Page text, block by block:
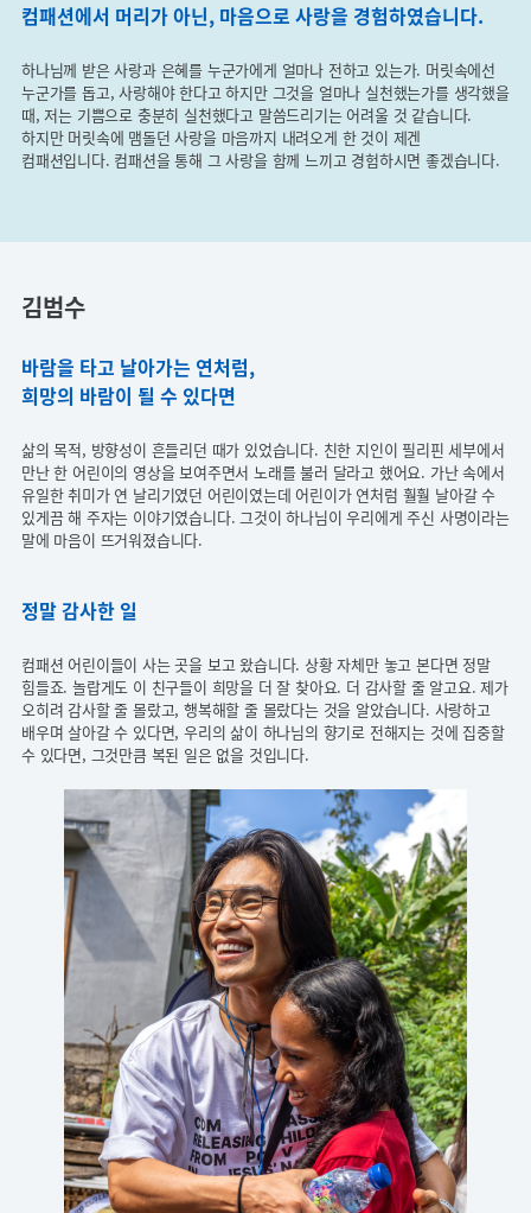
컴패션에서 머리가 아닌, 마음으로 사랑을 경험하였습니다.
하나님께 받은 사랑과 은혜를 누군가에게 얼마나 전하고 있는가. 머릿속에선
누군가를 돕고, 사랑해야 한다고 하지만 그것을 얼마나 실천했는가를 생각했을
때, 저는 기쁨으로 충분히 실천했다고 말씀드리기는 어려울 것 같습니다.
하지만 머릿속에 맴돌던 사랑을 마음까지 내려오게 한 것이 제겐
컴패션입니다. 컴패션을 통해 그 사랑을 함께 느끼고 경험하시면 좋겠습니다.
김범수
바람을 타고 날아가는 연처럼,
희망의 바람이 될 수 있다면
삶의 목적, 방향성이 흔들리던 때가 있었습니다. 친한 지인이 필리핀 세부에서
만난 한 어린이의 영상을 보여주면서 노래를 불러 달라고 했어요. 가난 속에서
유일한 취미가 연 날리기였던 어린이였는데 어린이가 연처럼 훨훨 날아갈 수
있게끔 해 주자는 이야기였습니다. 그것이 하나님이 우리에게 주신 사명이라는
말에 마음이 뜨거워졌습니다.​
정말 감사한 일
컴패션 어린이들이 사는 곳을 보고 왔습니다. 상황 자체만 놓고 본다면 정말
힘들죠. 놀랍게도 이 친구들이 희망을 더 잘 찾아요. 더 감사할 줄 알고요. 제가
오히려 감사할 줄 몰랐고, 행복해할 줄 몰랐다는 것을 알았습니다. 사랑하고
배우며 살아갈 수 있다면, 우리의 삶이 하나님의 향기로 전해지는 것에 집중할
수 있다면, 그것만큼 복된 일은 없을 것입니다.